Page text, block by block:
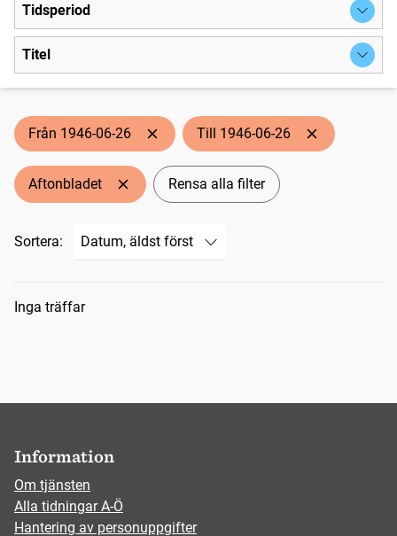
Tidsperiod
Titel
Från 1946-06-26 Till 1946-06-26
Aftonbladet Rensa alla filter
Sortera:
Sökresultat
Inga träffar
Information
Om tjänsten
Alla tidningar A-Ö
Hantering av personuppgifter